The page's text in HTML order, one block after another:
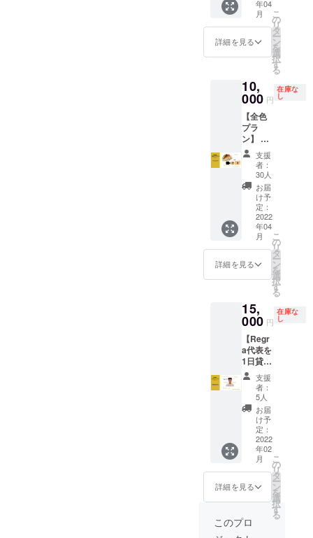
にする
予定で
色ごと
に違う
れさせ
て頂き
ます。
（参加
者最大5
名） ・
卑猥な
表現、
社会的
に不適
切だと
判断し
たテキ
ストは
掲載出
んので
ご了承
ますよ
う、よ
ろしく
お願い
申し上
げま
す。
のお手
伝いを
させて
頂きま
第一
回 ダ
サいと
思われ
ない髪
型 第二
回 お
しゃれ
な人が
着るイ
ンナー
の共通
点 第三
回 羽
織るだ
になる
アウ
第四
回 ダ
サいズ
ボンと
カッコ
いいズ
ボンの
見分け
方 第五
回 大
人っぽ
く見え
る靴
と、そ
の合わ
注意 ・
個人で
は代表
の吉村
年5月〜
2023年
4月）の
1年間と
す。 ・
備考欄
に、法
人・企
業名と
担当者
名の記
入を宜
しくお
願い致
しま
す。
SNS、
HPで紹
介記事
作成 ▼
詳細 ・
スーツ
落ち着
いた色
味の靴
下を作
成しま
す。 ・
スーツ
用の靴
下を販
売して
下さる
方のこ
とを
SNS、
HPで紹
介記事
を作成
有効期
間は靴
下がお
届け完
了した
翌月か
ら1年間
とさせ
て頂き
ます。
・備考
欄に、
法人・
企業名
と担当
者名の
記入を
い致し
ルの靴
下を開
発 ②完
成後、
300足分
の靴下
③HPに
お名前
掲載、
紹介記
事作
成、
SNSに
お客様
のこと
を毎月
PRしま
す。 ▼
詳細 ・
Regra
がお世
話に
なって
のお力
をお借
りしな
がら、
お客様
の作り
たい
色、デ
ザイ
ン、素
材の靴
下の作
成を全
面的に
お手伝
いしま
す。 ・
300足の
年04
月
詳細を見る
こ
の
リ
タ
ー
ン
を
選
択
す
る
10,
000 円
在庫な
し
【全色
プラ
ン】 ▼
内容 ①
全5色の
靴下
セット
売り ②
クラウ
ドファ
ンディ
ング限
定オリ
ジナル
ステッ
カー ③
キュー
レター
（大）
④一分
お礼動
画 ▼詳
細 ・靴
下5色、
ステッ
カー、
手紙、
動画、
の詰め
合わせ
プラン
です。
・靴
カー、
手紙は
支援
者：
30人
お届
け予
定：
2022
年04
月
詳細を見る
こ
の
リ
タ
ー
ン
を
選
択
す
る
15,
000 円
在庫な
し
【Regr
a代表を
1日貸し
出
し！？
容
①Regr
a代表吉
村俊輔
15000
円/日で
貸し出
し ▼詳
細 ・マ
ルシェ
やイベ
支援
者：
5人
お届
け予
定：
2022
年02
月
詳細を見る
こ
の
リ
タ
ー
ン
を
選
択
す
る
このプロ